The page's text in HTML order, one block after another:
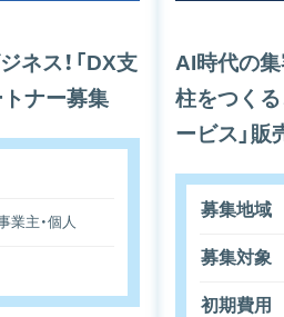
ネス！「DX支
トナー募集
業主・個人
AI時代の
柱をつくる
ービス」販
募集地域
募集対象
初期費用